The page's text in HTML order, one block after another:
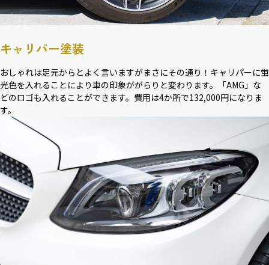
キャリパー塗装
おしゃれは足元からとよく言いますがまさにその通り！キャリパーに蛍
光色を入れることにより車の印象ががらりと変わります。「AMG」な
どのロゴも入れることができます。費用は4か所で132,000円になりま
す。